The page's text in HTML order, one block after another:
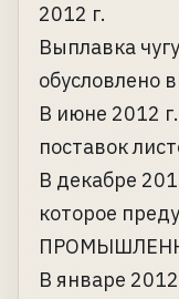
2012 г.
Выплавка
обусловлено
В июне 2012
поставок
В декабре
которое
В январе